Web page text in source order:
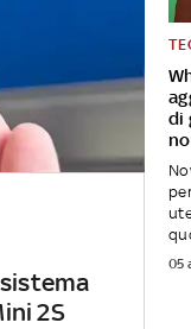
2S
di
05